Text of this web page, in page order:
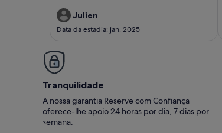
Julien
Data da estadia: jan. 2025
Tranquilidade
A nossa garantia Reserve com Confiança
oferece-lhe apoio 24 horas por dia, 7 dias por
semana.